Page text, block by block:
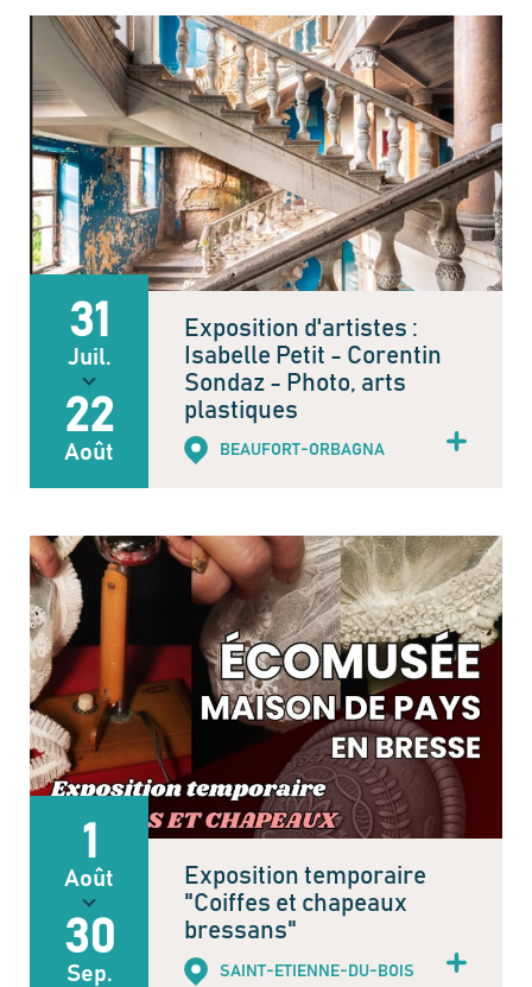
31
Juil.
22
Août
Exposition d'artistes :
Isabelle Petit - Corentin
Sondaz - Photo, arts
plastiques
BEAUFORT-ORBAGNA
1
Août
30
Sep.
Exposition temporaire
"Coiffes et chapeaux
bressans"
SAINT-ETIENNE-DU-BOIS